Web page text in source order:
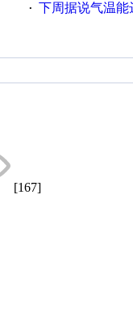
· 下周据说气温能
[167]